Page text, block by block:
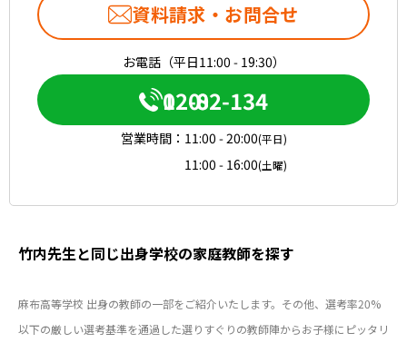
資料請求・お問合せ
お電話（平日11:00 - 19:30）
0120-082-134
営業時間： 11:00 - 20:00(平日)
11:00 - 16:00(土曜)
竹内先生と同じ出身学校の家庭教師を探す
麻布高等学校 出身の教師の一部をご紹介いたします。その他、選考率20%
以下の厳しい選考基準を通過した選りすぐりの教師陣からお子様にピッタリ